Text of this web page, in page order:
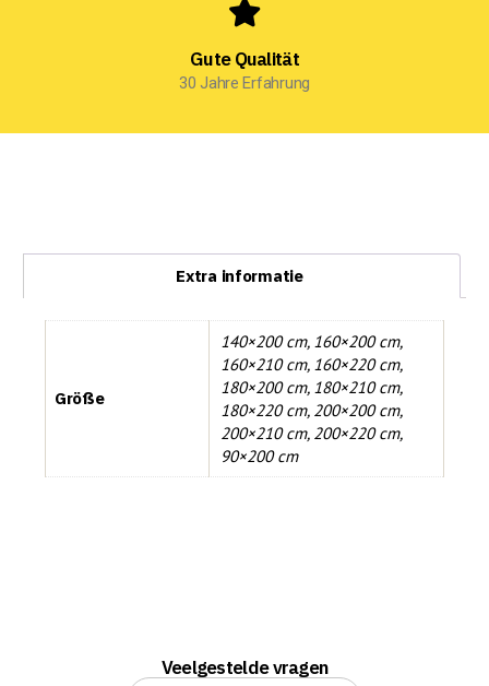
Gute Qualität
30 Jahre Erfahrung
Extra informatie
Größe
140×200 cm, 160×200 cm,
160×210 cm, 160×220 cm,
180×200 cm, 180×210 cm,
180×220 cm, 200×200 cm,
200×210 cm, 200×220 cm,
90×200 cm
Veelgestelde vragen